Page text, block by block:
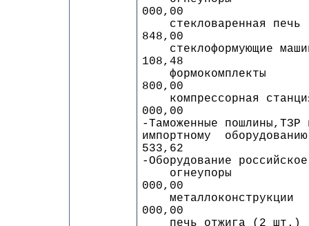
000,00
848,00
108,48
800,00
000,00
-Таможенные
импортному
533,62
-Оборудование
000,00
000,00
печь